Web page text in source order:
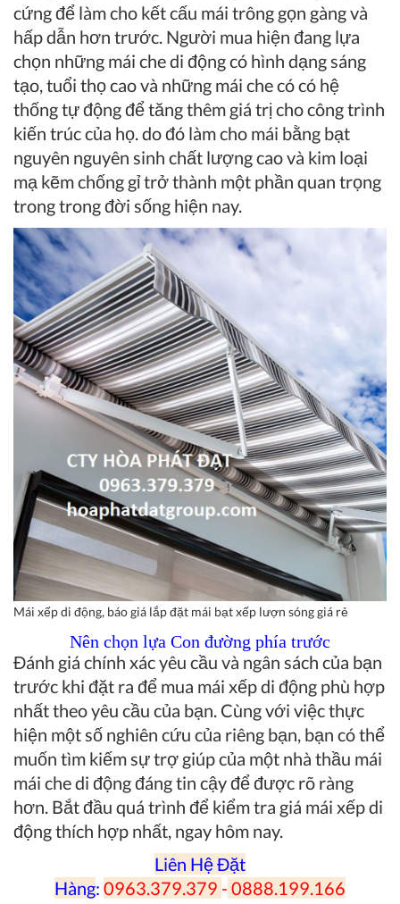
cứng để làm cho kết cấu mái trông gọn gàng và
hấp dẫn hơn trước. Người mua hiện đang lựa
chọn những mái che di động có hình dạng sáng
tạo, tuổi thọ cao và những mái che có có hệ
thống tự động để tăng thêm giá trị cho công trình
kiến ​​trúc của họ. do đó làm cho mái bằng bạt
nguyên nguyên sinh chất lượng cao và kim loại
mạ kẽm chống gỉ trở thành một phần quan trọng
trong trong đời sống hiện nay.
Mái xếp di động, báo giá lắp đặt mái bạt xếp lượn sóng giá rẻ
Nên chọn lựa Con đường phía trước
Đánh giá chính xác yêu cầu và ngân sách của bạn
trước khi đặt ra để mua mái xếp di động phù hợp
nhất theo yêu cầu của bạn. Cùng với việc thực
hiện một số nghiên cứu của riêng bạn, bạn có thể
muốn tìm kiếm sự trợ giúp của một nhà thầu mái
mái che di động đáng tin cậy để được rõ ràng
hơn. Bắt đầu quá trình để kiểm tra giá mái xếp di
động thích hợp nhất, ngay hôm nay.
Liên Hệ Đặt
Hàng: 0963.379.379 - 0888.199.166